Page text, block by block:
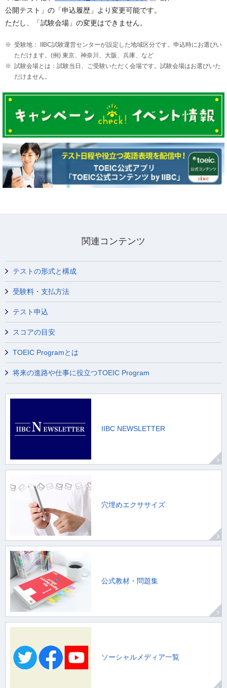
公開テスト」の「申込履歴」より変更可能です。
ただし、「試験会場」の変更はできません。
受験地： IIBC試験運営センターが設定した地域区分です。申込時にお選びい
ただけます。(例) 東京、神奈川、大阪、兵庫、など
試験会場とは：試験当日、ご受験いただく会場です。試験会場はお選びいた
だけません。
関連コンテンツ
テストの形式と構成
受験料・支払方法
テスト申込
スコアの目安
TOEIC Programとは
将来の進路や仕事に役立つTOEIC Program
IIBC NEWSLETTER
穴埋めエクササイズ
公式教材・問題集
ソーシャルメディア一覧